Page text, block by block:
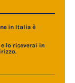
in Italia è
lo riceverai in